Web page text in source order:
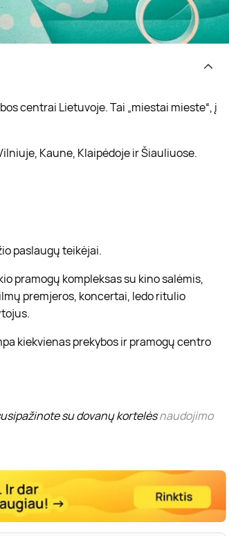
centrai Lietuvoje. Tai „miestai mieste“, į
Kaune, Klaipėdoje ir Šiauliuose.
paslaugų teikėjai.
pramogų kompleksas su kino salėmis,
premjeros, koncertai, ledo ritulio
kiekvienas prekybos ir pramogų centro
su dovanų kortelėsnaudojimo